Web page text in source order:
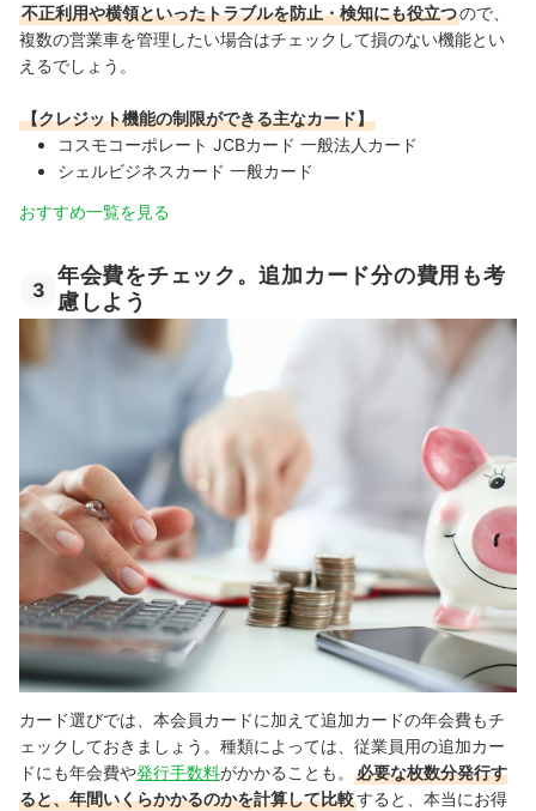
不正利用や横領といったトラブルを防止・検知にも役立つので、
複数の営業車を管理したい場合はチェックして損のない機能とい
えるでしょう。
【クレジット機能の制限ができる主なカード】
コスモコーポレート JCBカード 一般法人カード
シェルビジネスカード 一般カード
おすすめ一覧を見る
3
年会費をチェック。追加カード分の費用も考
慮しよう
カード選びでは、本会員カードに加えて追加カードの年会費もチ
ェックしておきましょう。種類によっては、従業員用の追加カー
ドにも年会費や発行手数料がかかることも。
必要な枚数分発行す
ると、年間いくらかかるのかを計算して比較すると、本当にお得